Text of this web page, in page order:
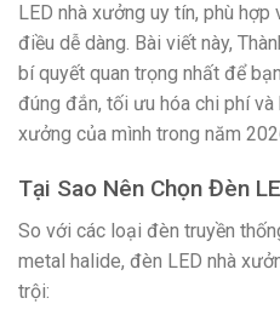
LED nhà xưởng uy tín, phù
điều dễ dàng. Bài viết này,
bí quyết quan trọng nhất để
đúng đắn, tối ưu hóa chi phí
xưởng của mình trong năm
Tại Sao Nên Chọn Đèn
So với các loại đèn truyền
metal halide, đèn LED nhà
trội: